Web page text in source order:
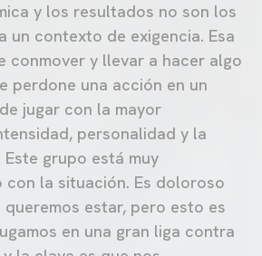
y los resultados no son los
un contexto de exigencia. Esa
conmover y llevar a hacer algo
perdone una acción en un
jugar con la mayor
personalidad y la
grupo está muy
con la situación. Es doloroso
estar, pero esto es
en una gran liga contra